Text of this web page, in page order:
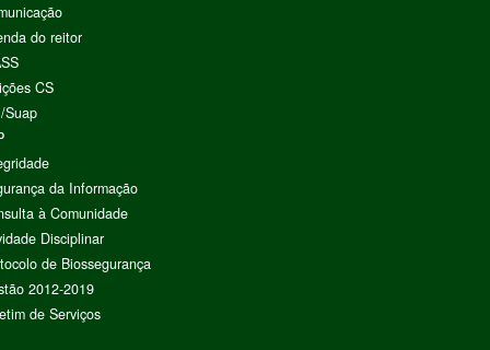
do reitor
CS
Suap
da Informação
à Comunidade
Disciplinar
de Biossegurança
2012-2019
de Serviços